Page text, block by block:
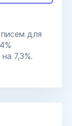
для
7,3%.